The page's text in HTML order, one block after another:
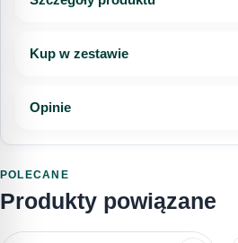
Kup w zestawie
Opinie
POLECANE
Produkty powiązane